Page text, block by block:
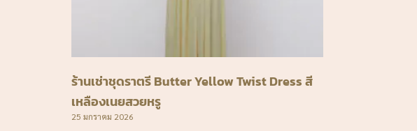
ร้านเช่าชุดราตรี Butter Yellow Twist Dress สี
เหลืองเนยสวยหรู
25 มกราคม 2026